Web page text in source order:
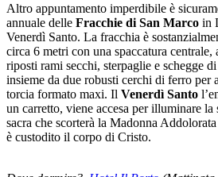
Altro appuntamento imperdibile è
annuale delle Fracchie di San Marco in
Venerdì Santo. La fracchia è
circa 6 metri con una spaccatura
riposti rami secchi, sterpaglie e schegge
insieme da due robusti cerchi di ferro per
torcia formato maxi. Il Venerdì Santo
un carretto, viene accesa per illuminare la
sacra che scorterà la Madonna
è custodito il corpo di Cristo.